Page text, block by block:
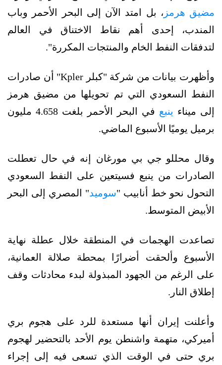
مضيق هرمز ، بل امتد الآن إلى البحر الأحمر وباب
المندب، إحدى أهم نقاط الاختناق في العالم
لتدفقات النفط الخام والمنتجات المكررة".
وأظهرت بيانات من شركة "كبلر Kpler" أن صادرات
النفط السعودي التي تم تحويلها من مضيق هرمز
إلى ميناء ينبع
في البحر الأحمر بلغت 4.658 مليون
برميل يوميًا الأسبوع الماضي.
وقال محللو جي بي مورغان إنه في حال تعطلت
الصادرات من ينبع فسيتعين على النفط السعودي
التحول نحو خط أنابيب "سوميد" المصري إلى البحر
الأبيض المتوسط.
تصاعدت الهجمات في المنطقة خلال عطلة نهاية
الأسبوع وألحقت أضرارًا بمحطة صلالة العمانية،
على الرغم من الجهود المبذولة لبدء محادثات وقف
إطلاق النار.
وأعلنت إيران أنها مستعدة للرد على هجوم بري
أميركي، متهمة واشنطن يوم الأحد بالتحضير لهجوم
بري حتى في الوقت الذي تسعى فيه إلى إجراء